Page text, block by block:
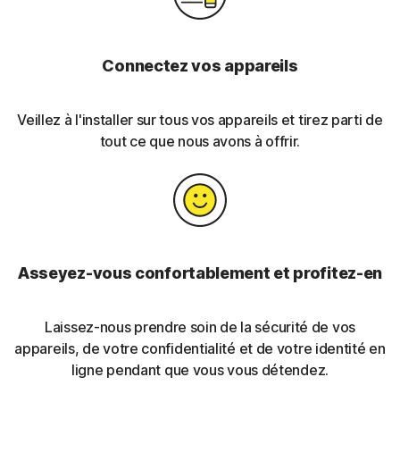
Connectez vos appareils
Veillez à l'installer sur tous vos appareils et tirez parti de
tout ce que nous avons à offrir.
Asseyez-vous confortablement et profitez-en
Laissez-nous prendre soin de la sécurité de vos
appareils, de votre confidentialité et de votre identité en
ligne pendant que vous vous détendez.